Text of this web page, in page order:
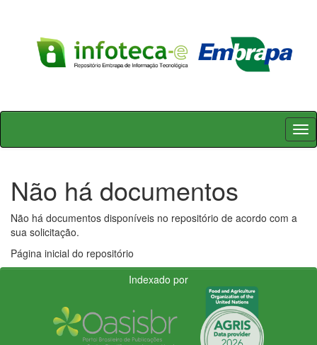
Skip
Não há documentos
Não há documentos disponíveis no repositório de acordo com a
sua solicitação.
Página inicial do repositório
Indexado por